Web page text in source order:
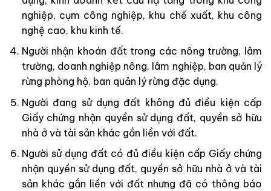
nghiệp, cụm công nghiệp, khu chế xuất, khu công
nghệ cao, khu kinh tế.
Người nhận khoán đất trong các nông trường, lâm
trường, doanh nghiệp nông, lâm nghiệp, ban quản lý
rừng phòng hộ, ban quản lý rừng đặc dụng.
Người đang sử dụng đất không đủ điều kiện cấp
Giấy chứng nhận quyền sử dụng đất, quyền sở hữu
nhà ở và tài sản khác gắn liền với đất.
Người sử dụng đất có đủ điều kiện cấp Giấy chứng
nhận quyền sử dụng đất, quyền sở hữu nhà ở và tài
sản khác gắn liền với đất nhưng đã có thông báo